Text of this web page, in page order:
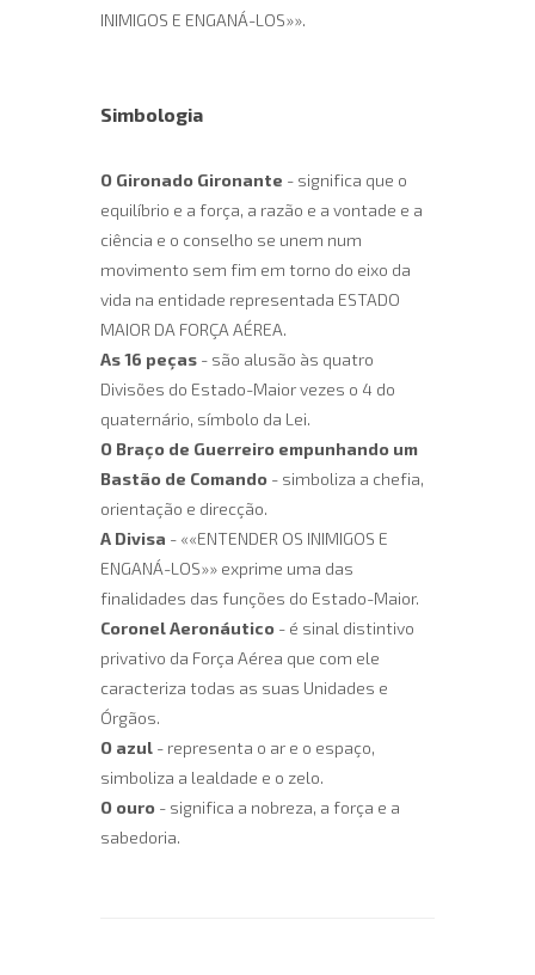
INIMIGOS E ENGANÁ-LOS»».
Simbologia
O Gironado Gironante - significa que o
equilíbrio e a força, a razão e a vontade e a
ciência e o conselho se unem num
movimento sem fim em torno do eixo da
vida na entidade representada ESTADO
MAIOR DA FORÇA AÉREA.
As 16 peças - são alusão às quatro
Divisões do Estado-Maior vezes o 4 do
quaternário, símbolo da Lei.
O Braço de Guerreiro empunhando um
Bastão de Comando - simboliza a chefia,
orientação e direcção.
A Divisa - ««ENTENDER OS INIMIGOS E
ENGANÁ-LOS»» exprime uma das
finalidades das funções do Estado-Maior.
Coronel Aeronáutico - é sinal distintivo
privativo da Força Aérea que com ele
caracteriza todas as suas Unidades e
Órgãos.
O azul - representa o ar e o espaço,
simboliza a lealdade e o zelo.
O ouro - significa a nobreza, a força e a
sabedoria.